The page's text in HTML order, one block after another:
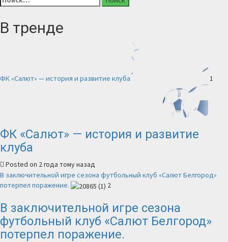
В тренде
ФК «Салют» — история и развитие клуба 1
ФК «Салют» — история и развитие
клуба
Posted on 2 года тому назад
В заключительной игре сезона футбольный клуб «Салют Белгород»
потерпел поражение.
2
В заключительной игре сезона
футбольный клуб «Салют Белгород»
потерпел поражение.